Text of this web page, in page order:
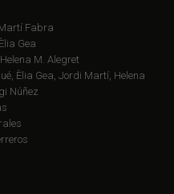
Fabra
Èlia Gea
Helena M. Alegret
Èlia Gea, Jordi Martí, Helena
Núñez